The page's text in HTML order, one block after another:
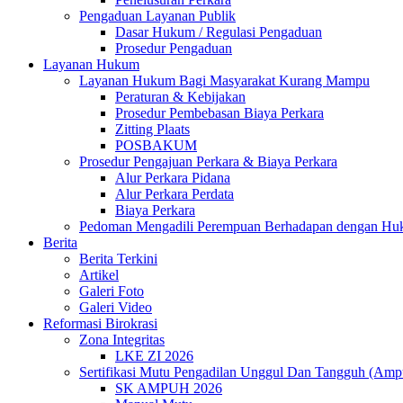
Pengaduan Layanan Publik
Dasar Hukum / Regulasi Pengaduan
Prosedur Pengaduan
Layanan Hukum
Layanan Hukum Bagi Masyarakat Kurang Mampu
Peraturan & Kebijakan
Prosedur Pembebasan Biaya Perkara
Zitting Plaats
POSBAKUM
Prosedur Pengajuan Perkara & Biaya Perkara
Alur Perkara Pidana
Alur Perkara Perdata
Biaya Perkara
Pedoman Mengadili Perempuan Berhadapan dengan
Berita
Berita Terkini
Artikel
Galeri Foto
Galeri Video
Reformasi Birokrasi
Zona Integritas
LKE ZI 2026
Sertifikasi Mutu Pengadilan Unggul Dan Tangguh
SK AMPUH 2026